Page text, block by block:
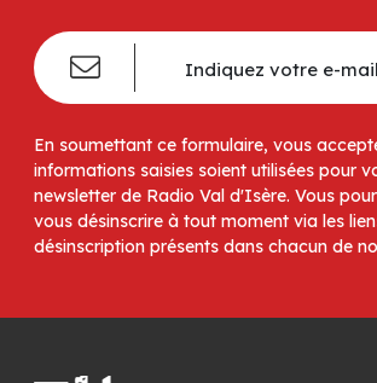
En soumettant ce formulaire, vous
informations saisies soient utilisées pour
newsletter de Radio Val d'Isère. Vous
vous désinscrire à tout moment via les
désinscription présents dans chacun de